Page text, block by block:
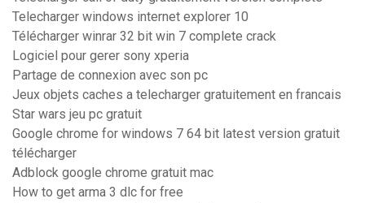
Telecharger windows internet explorer 10
Télécharger winrar 32 bit win 7 complete crack
Logiciel pour gerer sony xperia
Partage de connexion avec son pc
Jeux objets caches a telecharger gratuitement en francais
Star wars jeu pc gratuit
Google chrome for windows 7 64 bit latest version gratuit
télécharger
Adblock google chrome gratuit mac
How to get arma 3 dlc for free